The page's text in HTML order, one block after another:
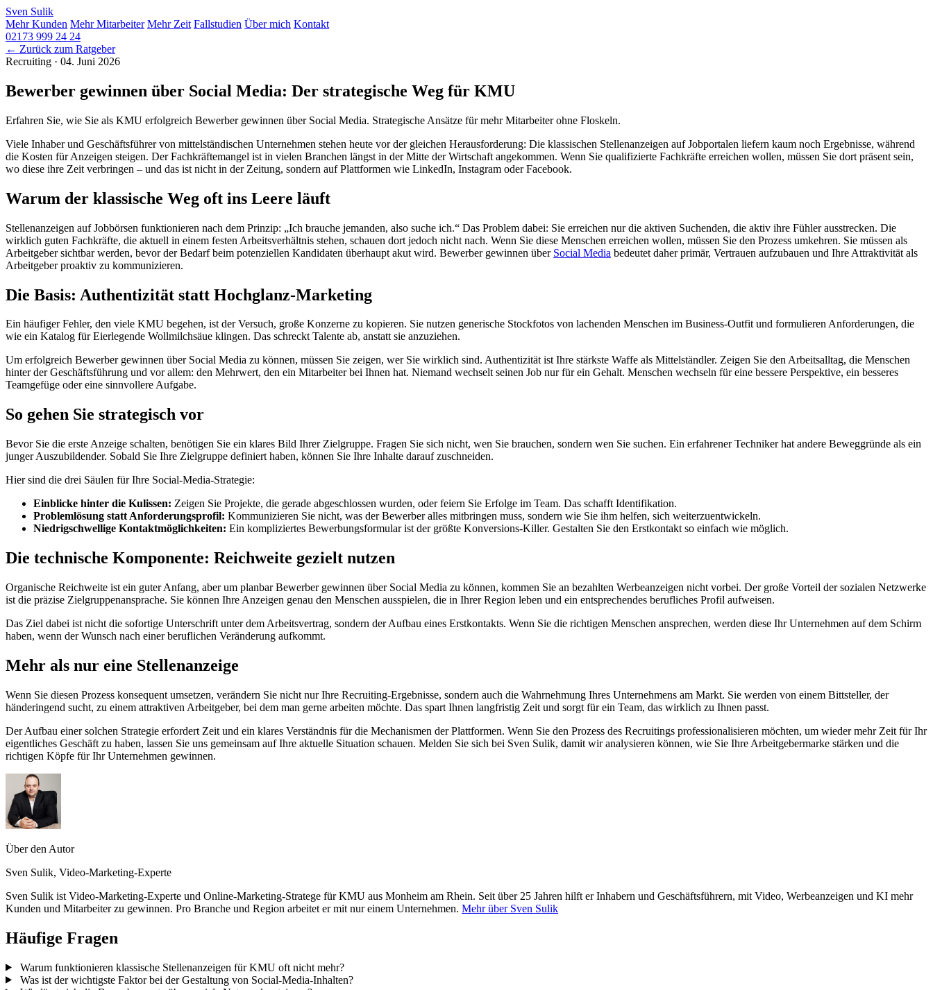
Sven Sulik
Mehr Kunden Mehr Mitarbeiter Mehr Zeit Fallstudien Über mich Kontakt
02173 999 24 24
← Zurück zum Ratgeber
Recruiting · 04. Juni 2026
Bewerber gewinnen über Social Media: Der strategische Weg für KMU
Erfahren Sie, wie Sie als KMU erfolgreich Bewerber gewinnen über Social Media. Strategische Ansätze für mehr Mitarbeiter ohne Floskeln.
Viele Inhaber und Geschäftsführer von mittelständischen Unternehmen stehen heute vor der gleichen Herausforderung: Die klassischen Stellenanzeigen auf Jobportalen liefern kaum noch Ergebnisse, während
die Kosten für Anzeigen steigen. Der Fachkräftemangel ist in vielen Branchen längst in der Mitte der Wirtschaft angekommen. Wenn Sie qualifizierte Fachkräfte erreichen wollen, müssen Sie dort präsent sein,
wo diese ihre Zeit verbringen – und das ist nicht in der Zeitung, sondern auf Plattformen wie LinkedIn, Instagram oder Facebook.
Warum der klassische Weg oft ins Leere läuft
Stellenanzeigen auf Jobbörsen funktionieren nach dem Prinzip: „Ich brauche jemanden, also suche ich.“ Das Problem dabei: Sie erreichen nur die aktiven Suchenden, die aktiv ihre Fühler ausstrecken. Die
wirklich guten Fachkräfte, die aktuell in einem festen Arbeitsverhältnis stehen, schauen dort jedoch nicht nach. Wenn Sie diese Menschen erreichen wollen, müssen Sie den Prozess umkehren. Sie müssen als
Arbeitgeber sichtbar werden, bevor der Bedarf beim potenziellen Kandidaten überhaupt akut wird. Bewerber gewinnen über Social Media bedeutet daher primär, Vertrauen aufzubauen und Ihre Attraktivität als
Arbeitgeber proaktiv zu kommunizieren.
Die Basis: Authentizität statt Hochglanz-Marketing
Ein häufiger Fehler, den viele KMU begehen, ist der Versuch, große Konzerne zu kopieren. Sie nutzen generische Stockfotos von lachenden Menschen im Business-Outfit und formulieren Anforderungen, die
wie ein Katalog für Eierlegende Wollmilchsäue klingen. Das schreckt Talente ab, anstatt sie anzuziehen.
Um erfolgreich Bewerber gewinnen über Social Media zu können, müssen Sie zeigen, wer Sie wirklich sind. Authentizität ist Ihre stärkste Waffe als Mittelständler. Zeigen Sie den Arbeitsalltag, die Menschen
hinter der Geschäftsführung und vor allem: den Mehrwert, den ein Mitarbeiter bei Ihnen hat. Niemand wechselt seinen Job nur für ein Gehalt. Menschen wechseln für eine bessere Perspektive, ein besseres
Teamgefüge oder eine sinnvollere Aufgabe.
So gehen Sie strategisch vor
Bevor Sie die erste Anzeige schalten, benötigen Sie ein klares Bild Ihrer Zielgruppe. Fragen Sie sich nicht, wen Sie brauchen, sondern wen Sie suchen. Ein erfahrener Techniker hat andere Beweggründe als ein
junger Auszubildender. Sobald Sie Ihre Zielgruppe definiert haben, können Sie Ihre Inhalte darauf zuschneiden.
Hier sind die drei Säulen für Ihre Social-Media-Strategie:
Einblicke hinter die Kulissen: Zeigen Sie Projekte, die gerade abgeschlossen wurden, oder feiern Sie Erfolge im Team. Das schafft Identifikation.
Problemlösung statt Anforderungsprofil: Kommunizieren Sie nicht, was der Bewerber alles mitbringen muss, sondern wie Sie ihm helfen, sich weiterzuentwickeln.
Niedrigschwellige Kontaktmöglichkeiten: Ein kompliziertes Bewerbungsformular ist der größte Konversions-Killer. Gestalten Sie den Erstkontakt so einfach wie möglich.
Die technische Komponente: Reichweite gezielt nutzen
Organische Reichweite ist ein guter Anfang, aber um planbar Bewerber gewinnen über Social Media zu können, kommen Sie an bezahlten Werbeanzeigen nicht vorbei. Der große Vorteil der sozialen Netzwerke
ist die präzise Zielgruppenansprache. Sie können Ihre Anzeigen genau den Menschen ausspielen, die in Ihrer Region leben und ein entsprechendes berufliches Profil aufweisen.
Das Ziel dabei ist nicht die sofortige Unterschrift unter dem Arbeitsvertrag, sondern der Aufbau eines Erstkontakts. Wenn Sie die richtigen Menschen ansprechen, werden diese Ihr Unternehmen auf dem Schirm
haben, wenn der Wunsch nach einer beruflichen Veränderung aufkommt.
Mehr als nur eine Stellenanzeige
Wenn Sie diesen Prozess konsequent umsetzen, verändern Sie nicht nur Ihre Recruiting-Ergebnisse, sondern auch die Wahrnehmung Ihres Unternehmens am Markt. Sie werden von einem Bittsteller, der
händeringend sucht, zu einem attraktiven Arbeitgeber, bei dem man gerne arbeiten möchte. Das spart Ihnen langfristig Zeit und sorgt für ein Team, das wirklich zu Ihnen passt.
Der Aufbau einer solchen Strategie erfordert Zeit und ein klares Verständnis für die Mechanismen der Plattformen. Wenn Sie den Prozess des Recruitings professionalisieren möchten, um wieder mehr Zeit für Ihr
eigentliches Geschäft zu haben, lassen Sie uns gemeinsam auf Ihre aktuelle Situation schauen. Melden Sie sich bei Sven Sulik, damit wir analysieren können, wie Sie Ihre Arbeitgebermarke stärken und die
richtigen Köpfe für Ihr Unternehmen gewinnen.
Über den Autor
Sven Sulik, Video-Marketing-Experte
Sven Sulik ist Video-Marketing-Experte und Online-Marketing-Stratege für KMU aus Monheim am Rhein. Seit über 25 Jahren hilft er Inhabern und Geschäftsführern, mit Video, Werbeanzeigen und KI mehr
Kunden und Mitarbeiter zu gewinnen. Pro Branche und Region arbeitet er mit nur einem Unternehmen. Mehr über Sven Sulik
Häufige Fragen
Warum funktionieren klassische Stellenanzeigen für KMU oft nicht mehr?
Was ist der wichtigste Faktor bei der Gestaltung von Social-Media-Inhalten?